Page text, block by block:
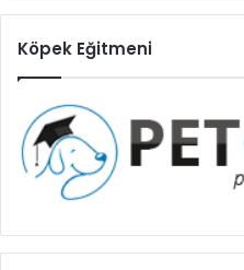
Köpek Eğitmeni